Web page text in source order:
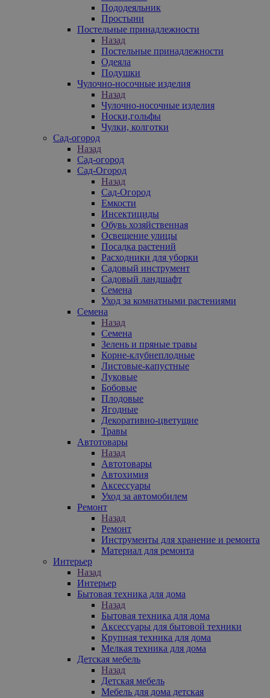
Пододеяльник
Простыни
Постельные принадлежности
Назад
Постельные принадлежности
Одеяла
Подушки
Чулочно-носочные изделия
Назад
Чулочно-носочные изделия
Носки,гольфы
Чулки, колготки
Сад-огород
Назад
Сад-огород
Сад-Огород
Назад
Сад-Огород
Емкости
Инсектициды
Обувь хозяйственная
Освещение улицы
Посадка растений
Расходники для уборки
Садовый инструмент
Садовый ландшафт
Семена
Уход за комнатными растениями
Семена
Назад
Семена
Зелень и пряные травы
Корне-клубнеплодные
Листовые-капустные
Луковые
Бобовые
Плодовые
Ягодные
Декоративно-цветущие
Травы
Автотовары
Назад
Автотовары
Автохимия
Аксессуары
Уход за автомобилем
Ремонт
Назад
Ремонт
Инструменты для хранение и ремонта
Материал для ремонта
Интерьер
Назад
Интерьер
Бытовая техника для дома
Назад
Бытовая техника для дома
Аксессуары для бытовой техники
Крупная техника для дома
Мелкая техника для дома
Детская мебель
Назад
Детская мебель
Мебель для дома детская